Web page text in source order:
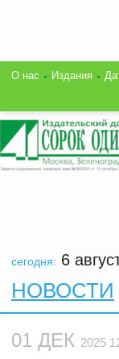
О нас Издания
сегодня: 6
НОВОСТИ
01 ДЕК 2025